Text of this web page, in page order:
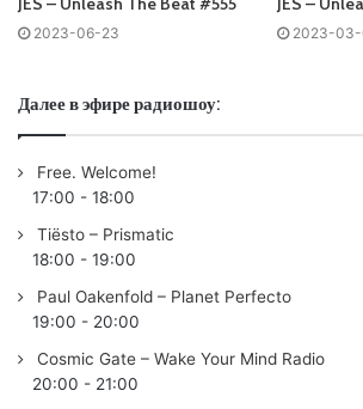
03.JES– Forever Young | MAGIK MUZIK
06.
– What Will Be | INTONENATION
08. EDX – Innerglow | PINKSTAR
Remix) | BLACK HOLE
DREAMSTATE
12. Richard Durand & Ciaran McAuley &
2023-06-23 2023-
Далее в эфире радиошоу:
Free. Welcome!
17:00 - 18:00
Tiësto – Prismatic
18:00 - 19:00
Paul Oakenfold – Planet Perfecto
19:00 - 20:00
Cosmic Gate – Wake Your Mind Radio
20:00 - 21:00